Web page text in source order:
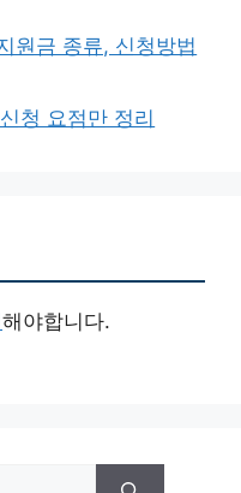
원금 종류, 신청방법
청 요점만 정리
해야합니다.